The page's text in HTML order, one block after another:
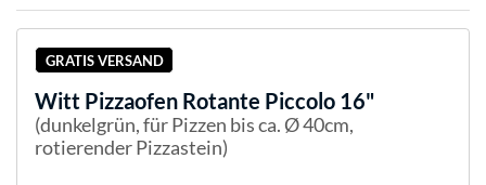
GRATIS VERSAND
Witt Pizzaofen Rotante Piccolo 16"
(dunkelgrün, für Pizzen bis ca. Ø 40cm,
rotierender Pizzastein)